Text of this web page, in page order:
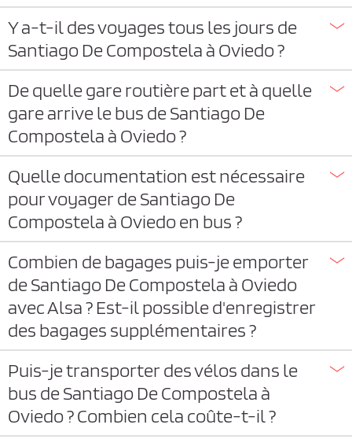
Y a-t-il des voyages tous les jours de
Santiago De Compostela à Oviedo ?
De quelle gare routière part et à quelle
gare arrive le bus de Santiago De
Compostela à Oviedo ?
Quelle documentation est nécessaire
pour voyager de Santiago De
Compostela à Oviedo en bus ?
Combien de bagages puis-je emporter
de Santiago De Compostela à Oviedo
avec Alsa ? Est-il possible d'enregistrer
des bagages supplémentaires ?
Puis-je transporter des vélos dans le
bus de Santiago De Compostela à
Oviedo ? Combien cela coûte-t-il ?